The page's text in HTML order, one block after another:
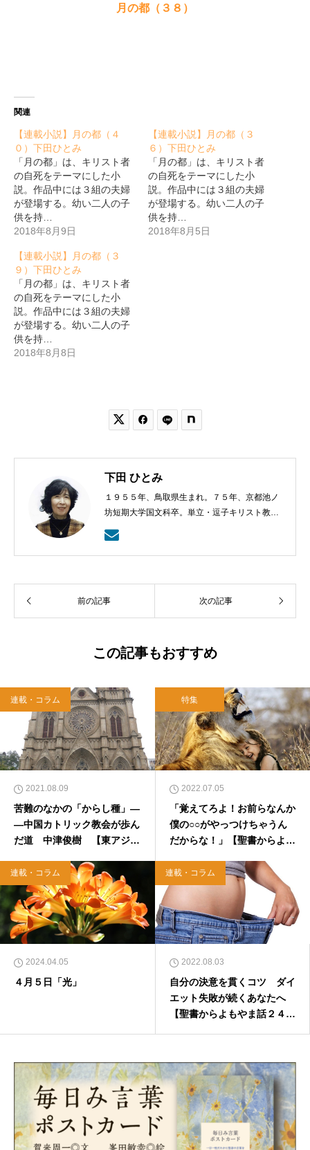
月の都（３８）
関連
【連載小説】月の都（４
０）下田ひとみ
「月の都」は、キリスト者
の自死をテーマにした小
説。作品中には３組の夫婦
が登場する。幼い二人の子
供を持…
2018年8月9日
【連載小説】月の都（３
６）下田ひとみ
「月の都」は、キリスト者
の自死をテーマにした小
説。作品中には３組の夫婦
が登場する。幼い二人の子
供を持…
2018年8月5日
【連載小説】月の都（３
９）下田ひとみ
「月の都」は、キリスト者
の自死をテーマにした小
説。作品中には３組の夫婦
が登場する。幼い二人の子
供を持…
2018年8月8日
 
下田 ひとみ
１９５５年、鳥取県生まれ。７５年、京都池ノ
坊短期大学国文科卒。単立・逗子キリスト教会
会員。著書に『うりずんの風』（第４回小島信
夫文学賞候補）『翼を持つ者』『トロアスの
港』（作品社）、『落葉シティ』『キャロリン
前の記事
次の記事
この記事もおすすめ
連載・コラム
2021.08.09
苦難のなかの「からし種」―
―中国カトリック教会が歩ん
だ道 中津俊樹 【東アジア
特集
2022.07.05
「覚えてろよ！お前らなんか
僕の○○がやっつけちゃうん
だからな！」【聖書からよも
連載・コラム
2024.04.05
４月５日「光」
連載・コラム
2022.08.03
自分の決意を貫くコツ ダイ
エット失敗が続くあなたへ
【聖書からよもやま話２４